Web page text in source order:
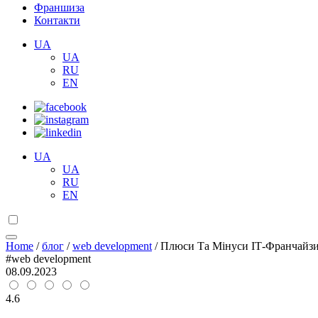
Франшиза
Контакти
UA
UA
RU
EN
UA
UA
RU
EN
Home /блог /web development /Плюси Та Мінуси ІТ-
#web development
08.09.2023
4.6